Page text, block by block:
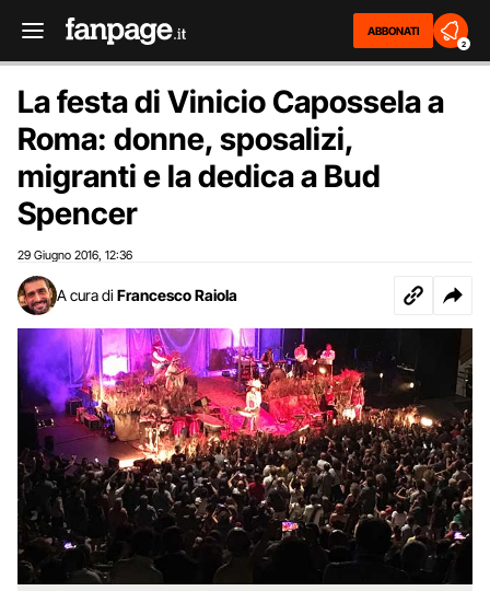
ABBONATI
2
La festa di Vinicio Capossela a
Roma: donne, sposalizi,
migranti e la dedica a Bud
Spencer
29 Giugno 2016 12:36
A cura di Francesco Raiola